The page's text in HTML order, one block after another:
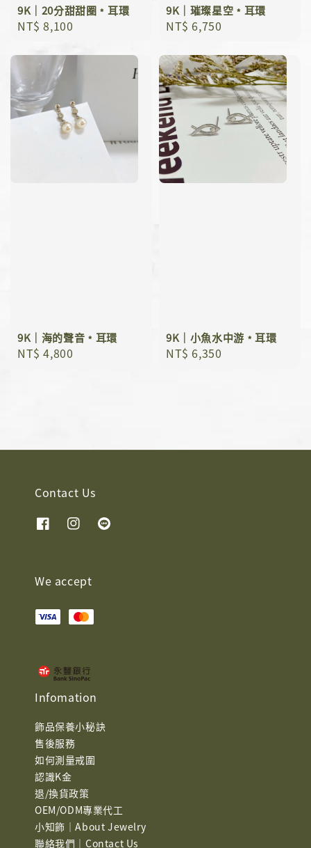
9K｜20分甜甜圈﹡耳環
Regular
NT$ 8,100
9K｜璀璨星空﹡耳環
Regular
NT$ 6,750
9K｜海的聲音﹡耳環
Regular
NT$ 4,800
9K｜小魚水中游﹡耳環
Regular
NT$ 6,350
Contact Us
We accept
Infomation
飾品保養小秘訣
售後服務
如何測量戒圍
認識K金
退/換貨政策
OEM/ODM專業代工
小知飾｜About Jewelry
聯絡我們｜Contact Us